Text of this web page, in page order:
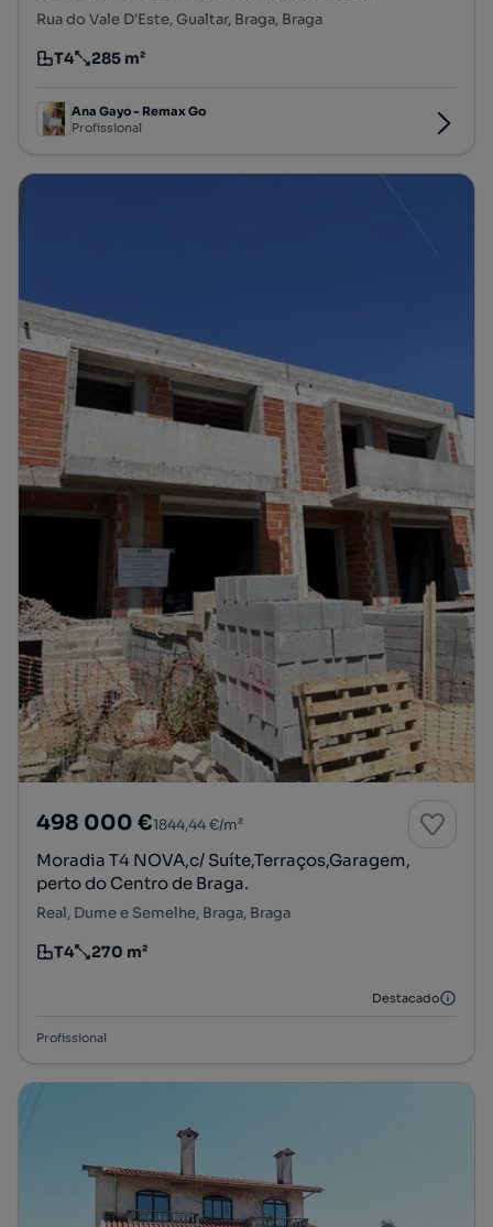
Rua do Vale D'Este, Gualtar, Braga, Braga
Tipologia
T4
Preço por metro quadrado
285 m²
Ana Gayo - Remax Go
Profissional
498 000 €1844,44 €/m²
Moradia T4 NOVA,c/ Suíte,Terraços,Garagem,
perto do Centro de Braga.
Real, Dume e Semelhe, Braga, Braga
Tipologia
T4
Preço por metro quadrado
270 m²
Destacado
Profissional